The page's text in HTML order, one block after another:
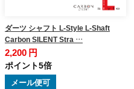
ダーツ シャフト L-Style L-Shaft
Carbon SILENT Stra …
2,200 円
ポイント5倍
メール便可